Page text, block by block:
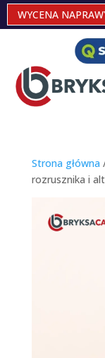
WYCENA
Strona główna
rozrusznika i